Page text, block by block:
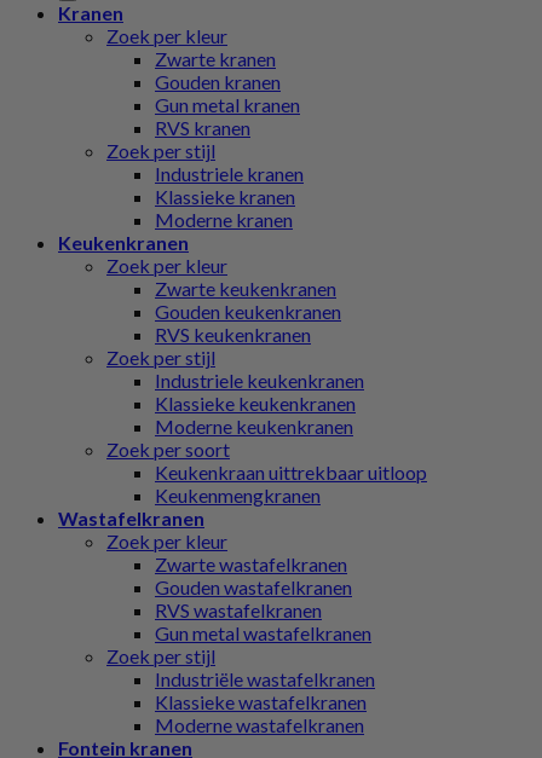
Kranen
Zoek per kleur
Zwarte kranen
Gouden kranen
Gun metal kranen
RVS kranen
Zoek per stijl
Industriele kranen
Klassieke kranen
Moderne kranen
Keukenkranen
Zoek per kleur
Zwarte keukenkranen
Gouden keukenkranen
RVS keukenkranen
Zoek per stijl
Industriele keukenkranen
Klassieke keukenkranen
Moderne keukenkranen
Zoek per soort
Keukenkraan uittrekbaar uitloop
Keukenmengkranen
Wastafelkranen
Zoek per kleur
Zwarte wastafelkranen
Gouden wastafelkranen
RVS wastafelkranen
Gun metal wastafelkranen
Zoek per stijl
Industriële wastafelkranen
Klassieke wastafelkranen
Moderne wastafelkranen
Fontein kranen